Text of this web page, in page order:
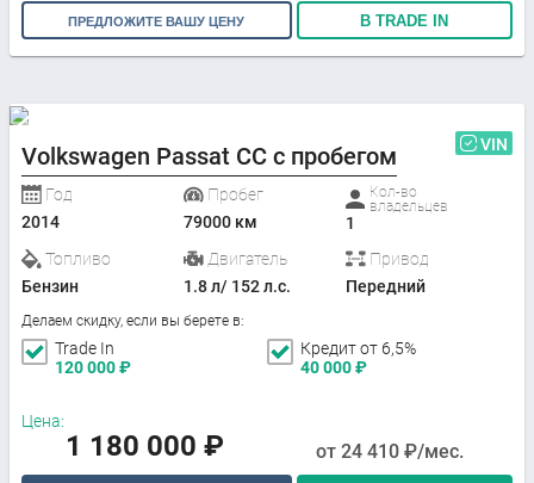
ПРЕДЛОЖИТЕ ВАШУ ЦЕНУ В TRADE IN
Volkswagen Passat CC с пробегом VIN
Год
2014
Пробег
79000 км
Кол-во
владельцев
1
Топливо
Бензин
Двигатель
1.8 л/ 152 л.с.
Привод
Передний
Делаем скидку, если вы берете в:
Trade In
120 000₽
Кредит от 6,5%
40 000₽
Цена:
1 180 000 ₽ от 24 410 ₽/мес.